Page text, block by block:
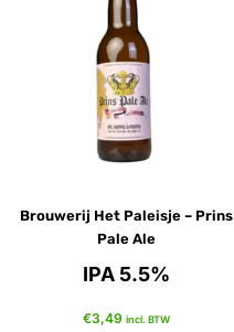
Brouwerij Het Paleisje – Prins
Pale Ale
IPA 5.5%
€3,49 incl. BTW